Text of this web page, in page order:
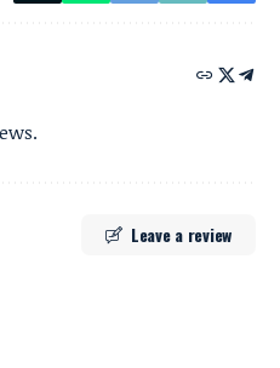
Leave a review